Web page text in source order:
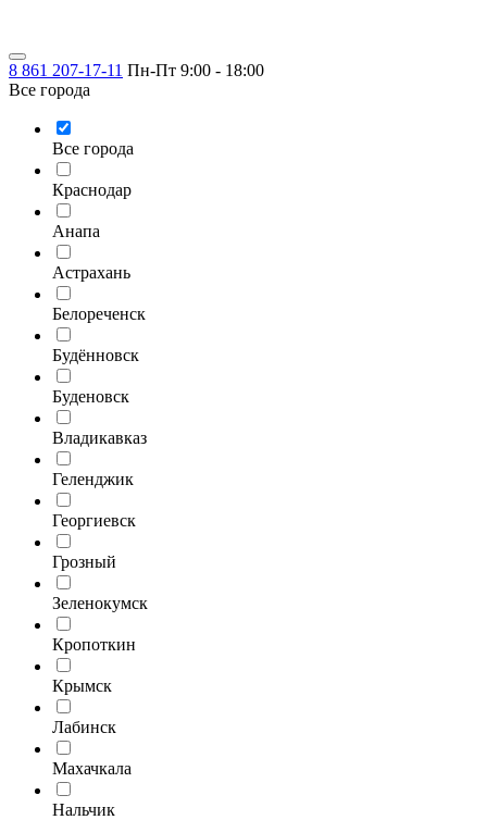
8 861 207-17-11 Пн-Пт 9:00 - 18:00
Все города
Все города
Краснодар
Анапа
Астрахань
Белореченск
Будённовск
Буденовск
Владикавказ
Геленджик
Георгиевск
Грозный
Зеленокумск
Кропоткин
Крымск
Лабинск
Махачкала
Нальчик